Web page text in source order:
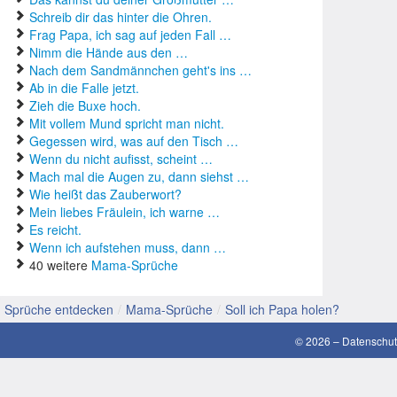
Schreib dir das hinter die Ohren.
Frag Papa, ich sag auf jeden Fall …
Nimm die Hände aus den …
Nach dem Sandmännchen geht's ins …
Ab in die Falle jetzt.
Zieh die Buxe hoch.
Mit vollem Mund spricht man nicht.
Gegessen wird, was auf den Tisch …
Wenn du nicht aufisst, scheint …
Mach mal die Augen zu, dann siehst …
Wie heißt das Zauberwort?
Mein liebes Fräulein, ich warne …
Es reicht.
Wenn ich aufstehen muss, dann …
40 weitere Mama-Sprüche
Sprüche entdecken / Mama-Sprüche / Soll ich Papa holen?
© 2026 –